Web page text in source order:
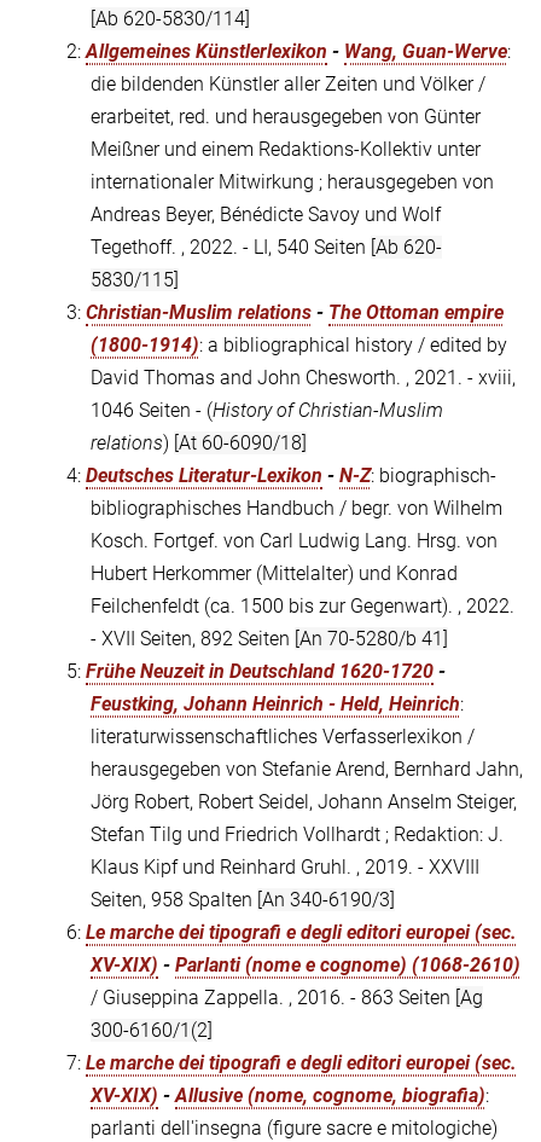
[Ab 620-5830/114]
2:Allgemeines Künstlerlexikon - Wang, Guan-Werve:
die bildenden Künstler aller Zeiten und Völker /
erarbeitet, red. und herausgegeben von Günter
Meißner und einem Redaktions-Kollektiv unter
internationaler Mitwirkung ; herausgegeben von
Andreas Beyer, Bénédicte Savoy und Wolf
Tegethoff. , 2022. - LI, 540 Seiten [Ab 620-
5830/115]
3: Christian-Muslim relations - The Ottoman empire
(1800-1914): a bibliographical history / edited by
David Thomas and John Chesworth. , 2021. - xviii,
1046 Seiten - (History of Christian-Muslim
relations) [At 60-6090/18]
4: Deutsches Literatur-Lexikon - N-Z: biographisch-
bibliographisches Handbuch / begr. von Wilhelm
Kosch. Fortgef. von Carl Ludwig Lang. Hrsg. von
Hubert Herkommer (Mittelalter) und Konrad
Feilchenfeldt (ca. 1500 bis zur Gegenwart). , 2022.
- XVII Seiten, 892 Seiten [An 70-5280/b 41]
5: Frühe Neuzeit in Deutschland 1620-1720 -
Feustking, Johann Heinrich - Held, Heinrich:
literaturwissenschaftliches Verfasserlexikon /
herausgegeben von Stefanie Arend, Bernhard Jahn,
Jörg Robert, Robert Seidel, Johann Anselm Steiger,
Stefan Tilg und Friedrich Vollhardt ; Redaktion: J.
Klaus Kipf und Reinhard Gruhl. , 2019. - XXVIII
Seiten, 958 Spalten [An 340-6190/3]
6: Le marche dei tipografi e degli editori europei (sec.
XV-XIX) - Parlanti (nome e cognome) (1068-2610)
/ Giuseppina Zappella. , 2016. - 863 Seiten [Ag
300-6160/1(2]
7: Le marche dei tipografi e degli editori europei (sec.
XV-XIX) -Allusive (nome, cognome, biografia):
parlanti dell'insegna (figure sacre e mitologiche)